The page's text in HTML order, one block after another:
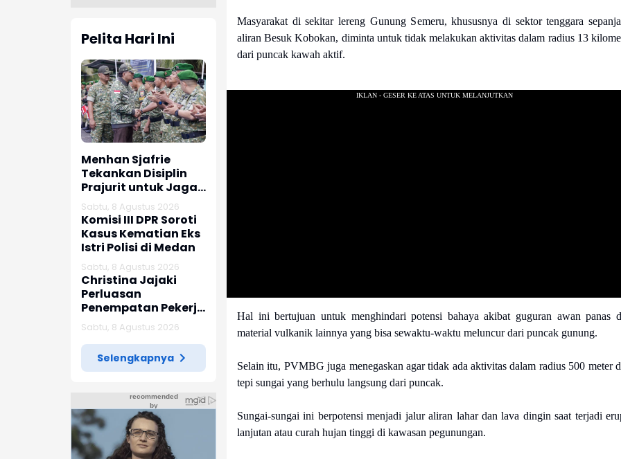
Pelita Hari Ini
Menhan Sjafrie
Tekankan Disiplin
Prajurit untuk Jaga
Kepercayaan
Rakyat
Sabtu, 8 Agustus 2026
Komisi III DPR Soroti
Kasus Kematian Eks
Istri Polisi di Medan
Sabtu, 8 Agustus 2026
Christina Jajaki
Perluasan
Penempatan Pekerja
Migran ke Republik
Ceko
Sabtu, 8 Agustus 2026
Selengkapnya
Masyarakat di sekitar lereng Gunung Semeru, khususnya di sektor tenggara
aliran Besuk Kobokan, diminta untuk tidak melakukan aktivitas dalam radius 13
dari puncak kawah aktif.
Hal ini bertujuan untuk menghindari potensi bahaya akibat guguran awan panas
material vulkanik lainnya yang bisa sewaktu-waktu meluncur dari puncak gunung.
Selain itu, PVMBG juga menegaskan agar tidak ada aktivitas dalam radius 500 meter
tepi sungai yang berhulu langsung dari puncak.
Sungai-sungai ini berpotensi menjadi jalur aliran lahar dan lava dingin saat terjadi
lanjutan atau curah hujan tinggi di kawasan pegunungan.